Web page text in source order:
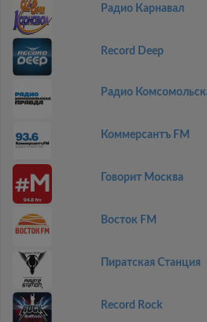
Радио Карнавал
Record Deep
Радио
Коммерсантъ FM
Говорит Москва
Восток FM
Пиратская Станция
Record Rock